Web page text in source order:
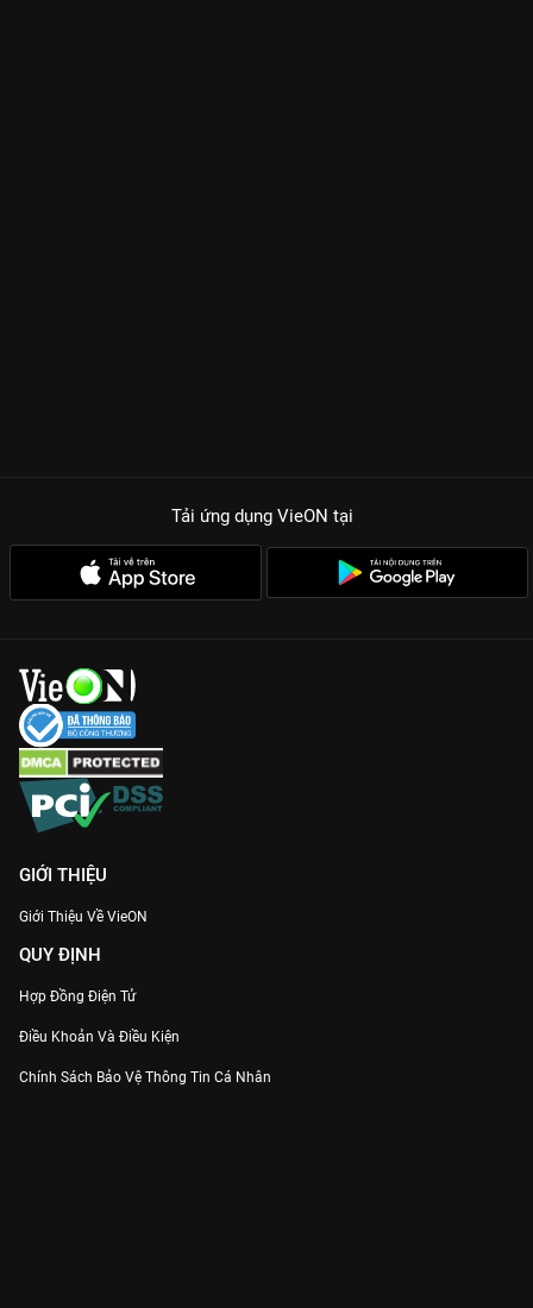
Tải ứng dụng VieON tại
GIỚI THIỆU
Giới Thiệu Về VieON
QUY ĐỊNH
Hợp Đồng Điện Tử
Điều Khoản Và Điều Kiện
Chính Sách Bảo Vệ Thông Tin Cá Nhân